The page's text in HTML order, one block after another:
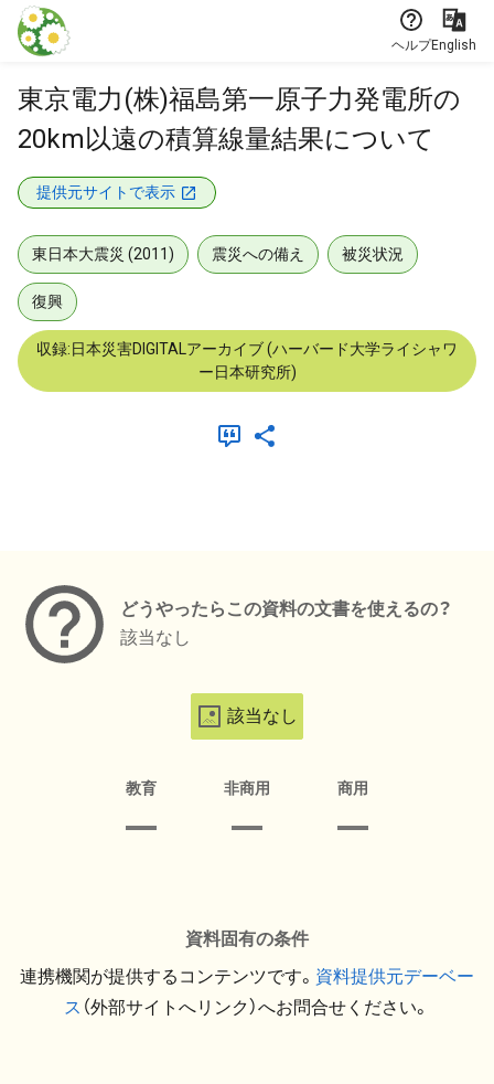
本文に飛ぶ
ヘルプEnglish
東京電力(株)福島第一原子力発電所の
20km以遠の積算線量結果について
提供元サイトで表示
東日本大震災 (2011) 震災への備え 被災状況
復興
収録:日本災害DIGITALアーカイブ (ハーバード大学ライシャワ
ー日本研究所)
どうやったらこの資料の文書を使えるの？
該当なし
該当なし
教育 非商用 商用
資料固有の条件
連携機関が提供するコンテンツです。 資料提供元デーベー
ス （外部サイトへリンク）へお問合せください。